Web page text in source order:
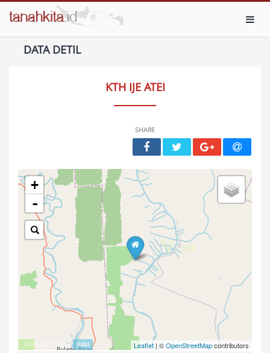
DATA DETIL
KTH IJE ATEI
SHARE
+
-
Leaflet | ©OpenStreetMapcontributors
Validasi Peta: Valid